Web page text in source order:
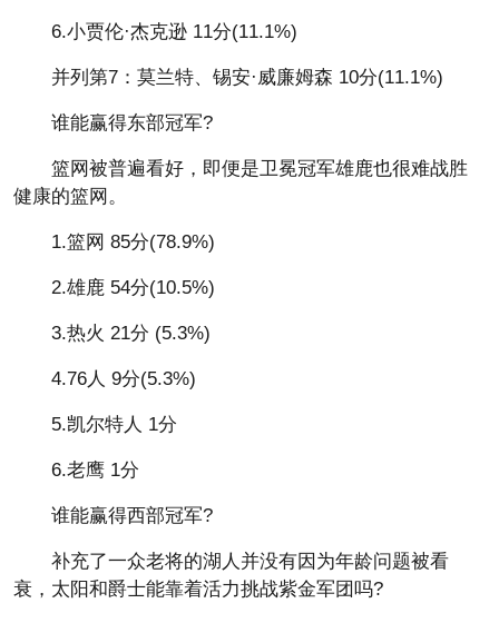
6.小贾伦·杰克逊 11分(11.1%)
并列第7：莫兰特、锡安·威廉姆森 10分(11.1%)
谁能赢得东部冠军?
篮网被普遍看好，即便是卫冕冠军雄鹿也很难战胜
健康的篮网。
1.篮网 85分(78.9%)
2.雄鹿 54分(10.5%)
3.热火 21分 (5.3%)
4.76人 9分(5.3%)
5.凯尔特人 1分
6.老鹰 1分
谁能赢得西部冠军?
补充了一众老将的湖人并没有因为年龄问题被看
衰，太阳和爵士能靠着活力挑战紫金军团吗?